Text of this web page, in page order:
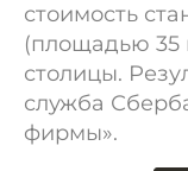
стоимость
(площадью 35
столицы.
служба
фирмы».